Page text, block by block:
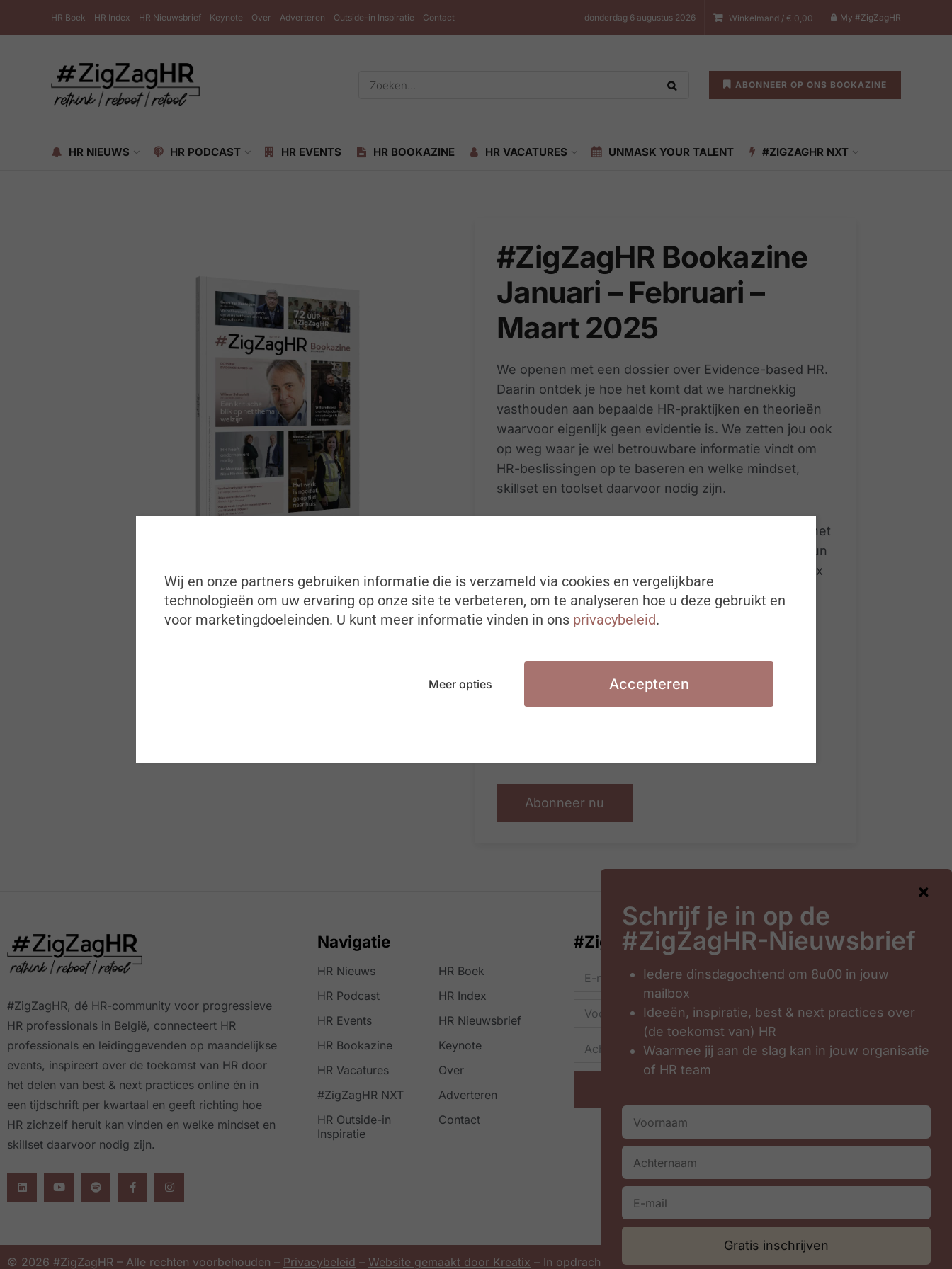
HR Boek HR Index HR Nieuwsbrief Keynote Over Adverteren Outside-in Inspiratie Contact donderdag 6 augustus 2026 Winkelmand / € 0,00 My #ZigZagHR
ABONNEER OP ONS BOOKAZINE
HR NIEUWS HR PODCAST HR EVENTS HR BOOKAZINE HR VACATURES UNMASK YOUR TALENT #ZIGZAGHR NXT
#ZigZagHR Bookazine
Januari – Februari –
Maart 2025
We openen met een dossier over Evidence-based HR.
Daarin ontdek je hoe het komt dat we hardnekkig
vasthouden aan bepaalde HR-praktijken en theorieën
waarvoor eigenlijk geen evidentie is. We zetten jou ook
op weg waar je wel betrouwbare informatie vindt om
HR-beslissingen op te baseren en welke mindset,
skillset en toolset daarvoor nodig zijn.
Vooruitstrevende HR-professionals kijken ook over het
muurtje van hun organisatie en over de grens van hun
land. Daarvoor tanken we deze keer inspiratie bij Alex
Edmans en William Boeva.
Volgens Ton – Mister Flexicurity – Wilthagen is het
organisatiedesign aan en Xinhui Jing onderzocht in
welke mate Belgische werkgevers openstaan voor
Abonneer nu
#ZigZagHR, dé HR-community voor progressieve
HR professionals in België, connecteert HR
professionals en leidinggevenden op maandelijkse
events, inspireert over de toekomst van HR door
het delen van best & next practices online én in
een tijdschrift per kwartaal en geeft richting hoe
HR zichzelf heruit kan vinden en welke mindset en
skillset daarvoor nodig zijn.
Navigatie
HR Nieuws
HR Podcast
HR Events
HR Bookazine
HR Vacatures
#ZigZagHR NXT
HR Outside-in
Inspiratie
HR Boek
HR Index
HR Nieuwsbrief
Keynote
Over
Adverteren
Contact
#ZigZagHR-Nieuwsbrief
© 2026 #ZigZagHR – Alle rechten voorbehouden – Privacybeleid – Website gemaakt door Kreatix – In opdracht van LICEU BVBA
Wij en onze partners gebruiken informatie die is verzameld via cookies en vergelijkbare
technologieën om uw ervaring op onze site te verbeteren, om te analyseren hoe u deze gebruikt en
voor marketingdoeleinden. U kunt meer informatie vinden in ons privacybeleid.
Meer opties Accepteren
Schrijf je in op de
#ZigZagHR-Nieuwsbrief
Iedere dinsdagochtend om 8u00 in jouw
mailbox
Ideeën, inspiratie, best & next practices over
(de toekomst van) HR
Waarmee jij aan de slag kan in jouw organisatie
of HR team
Gratis inschrijven